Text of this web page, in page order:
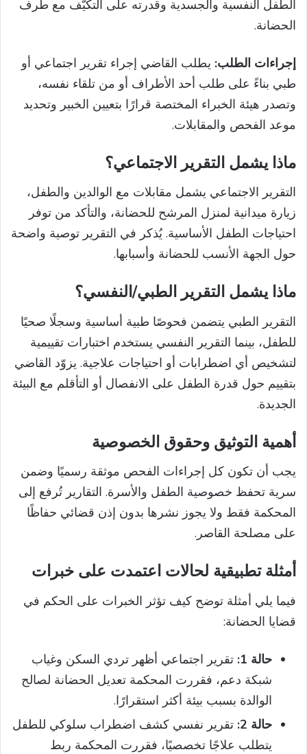
الطفل النفسية والجسدية وقدرته على التكيّف مع طرف
الحضانة.
إجراءات الطلب: يطلب القاضي إجراء تقرير اجتماعي أو
طبي بناءً على طلب أحد الأطراف أو من تلقاء نفسه،
وتصدر هيئة الخبراء المختصة قرارًا بتعيين الخبير وتحديد
موعد الفحص والمقابلات.
ماذا يشمل التقرير الاجتماعي؟
التقرير الاجتماعي يشمل مقابلات مع الوالدين والطفل،
زيارة ميدانية لمنزل المرشح للحضانة، والتأكد من توفر
احتياجات الطفل الأساسية. يُذكر في التقرير توصية واضحة
حول الجهة الأنسب للحضانة وأسبابها.
ماذا يشمل التقرير الطبي/النفسي؟
التقرير الطبي يتضمن فحوصًا طبية أساسية وسجلًا صحيًا
للطفل، بينما التقرير النفسي يستخدم اختبارات تقييمية
لتشخيص أي اضطرابات أو احتياجات علاجية. يزوّد القاضي
بتقييم حول قدرة الطفل على الانفصال أو التأقلم مع البيئة
الجديدة.
أهمية التوثيق وحقوق الخصوصية
يجب أن تكون كل إجراءات الفحص موثقة رسميًا وضمن
سرية تحفظ خصوصية الطفل والأسرة. التقارير تُرفع إلى
المحكمة فقط ولا يجوز نشرها بدون إذن قضائي حفاظًا
على مصلحة القاصر.
أمثلة تطبيقية لحالات اعتمدت على خبرات
فيما يلي أمثلة توضح كيف تؤثر الخبرات على الحكم في
قضايا الحضانة:
حالة 1:
تقرير اجتماعي أظهر تردي السكن وغياب
شبكة دعم، فقررت المحكمة تعديل الحضانة لصالح
الوالدة بسبب بيئة أكثر استقرارًا.
حالة 2:
تقرير نفسي كشف اضطراب سلوكي للطفل
يتطلب علاجًا تخصصيًا، فقررت المحكمة ربط